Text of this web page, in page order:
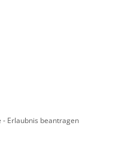
- Erlaubnis beantragen